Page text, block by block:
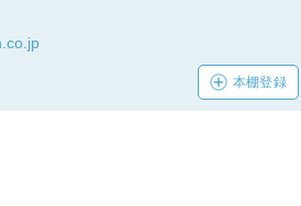
本棚登録